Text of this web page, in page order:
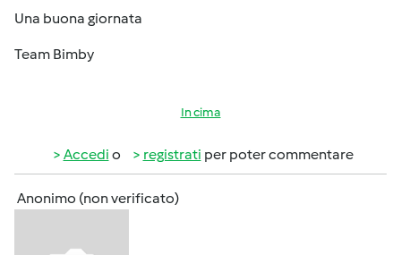
Una buona giornata
Team Bimby
In cima
Accedi o registrati per poter commentare
Anonimo (non verificato)